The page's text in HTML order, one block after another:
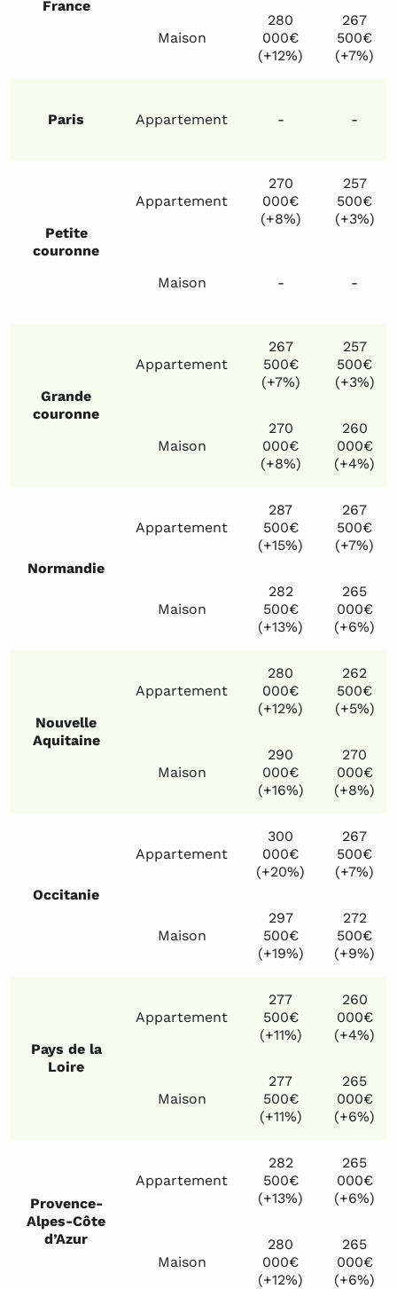
France
Maison
280
000€
(+12%)
267
500€
(+7%)
Paris Appartement - -
Petite
couronne
Appartement
270
000€
(+8%)
257
500€
(+3%)
Maison - -
Grande
couronne
Appartement
267
500€
(+7%)
257
500€
(+3%)
Maison
270
000€
(+8%)
260
000€
(+4%)
Normandie
Appartement
287
500€
(+15%)
267
500€
(+7%)
Maison
282
500€
(+13%)
265
000€
(+6%)
Nouvelle
Aquitaine
Appartement
280
000€
(+12%)
262
500€
(+5%)
Maison
290
000€
(+16%)
270
000€
(+8%)
Occitanie
Appartement
300
000€
(+20%)
267
500€
(+7%)
Maison
297
500€
(+19%)
272
500€
(+9%)
Pays de la
Loire
Appartement
277
500€
(+11%)
260
000€
(+4%)
Maison
277
500€
(+11%)
265
000€
(+6%)
Provence-
Alpes-Côte
d’Azur
Appartement
282
500€
(+13%)
265
000€
(+6%)
Maison
280
000€
(+12%)
265
000€
(+6%)